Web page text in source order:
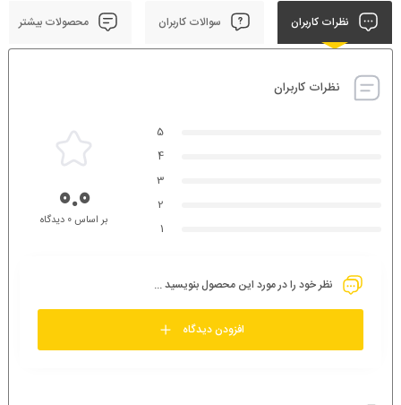
نظرات کاربران سوالات کاربران محصولات بیشتر
نظرات کاربران
5
4
3
2
1
0.0بر اساس 0 دیدگاه
نظر خود را در مورد این محصول بنویسید ...
افزودن دیدگاه